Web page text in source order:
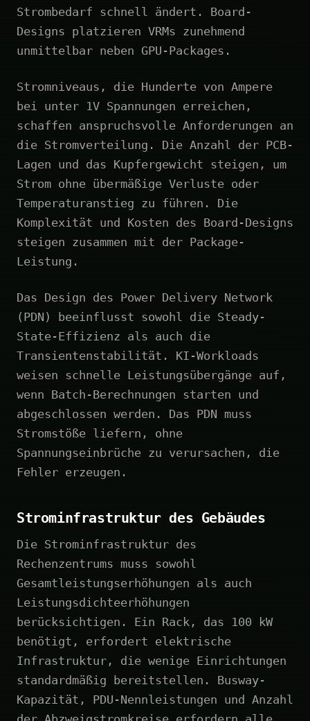
Strombedarf schnell ändert. Board-
Designs platzieren VRMs zunehmend
unmittelbar neben GPU-Packages.
Stromniveaus, die Hunderte von Ampere
bei unter 1V Spannungen erreichen,
schaffen anspruchsvolle Anforderungen an
die Stromverteilung. Die Anzahl der PCB-
Lagen und das Kupfergewicht steigen, um
Strom ohne übermäßige Verluste oder
Temperaturanstieg zu führen. Die
Komplexität und Kosten des Board-Designs
steigen zusammen mit der Package-
Leistung.
Das Design des Power Delivery Network
(PDN) beeinflusst sowohl die Steady-
State-Effizienz als auch die
Transientenstabilität. KI-Workloads
weisen schnelle Leistungsübergänge auf,
wenn Batch-Berechnungen starten und
abgeschlossen werden. Das PDN muss
Stromstöße liefern, ohne
Spannungseinbrüche zu verursachen, die
Fehler erzeugen.
Strominfrastruktur des Gebäudes
Die Strominfrastruktur des
Rechenzentrums muss sowohl
Gesamtleistungserhöhungen als auch
Leistungsdichteerhöhungen
berücksichtigen. Ein Rack, das 100 kW
benötigt, erfordert elektrische
Infrastruktur, die wenige Einrichtungen
standardmäßig bereitstellen. Busway-
Kapazität, PDU-Nennleistungen und Anzahl